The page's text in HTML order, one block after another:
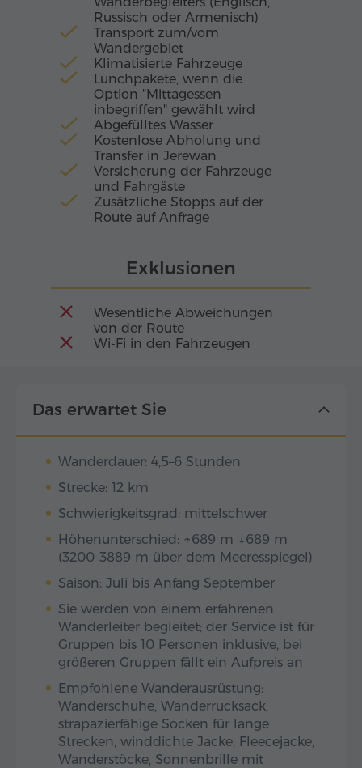
Russisch oder Armenisch)
Transport zum/vom
Wandergebiet
Klimatisierte Fahrzeuge
Lunchpakete, wenn die
Option "Mittagessen
inbegriffen" gewählt wird
Abgefülltes Wasser
Kostenlose Abholung und
Transfer in Jerewan
Versicherung der Fahrzeuge
und Fahrgäste
Zusätzliche Stopps auf der
Route auf Anfrage
Exklusionen
Wesentliche Abweichungen
von der Route
Wi-Fi in den Fahrzeugen
Das erwartet Sie
Wanderdauer: 4,5–6 Stunden
Strecke: 12 km
Schwierigkeitsgrad: mittelschwer
Höhenunterschied: ↑689 m ↓689 m
(3200–3889 m über dem Meeresspiegel)
Saison: Juli bis Anfang September
Sie werden von einem erfahrenen
Wanderleiter begleitet; der Service ist für
Gruppen bis 10 Personen inklusive, bei
größeren Gruppen fällt ein Aufpreis an
Empfohlene Wanderausrüstung:
Wanderschuhe, Wanderrucksack,
strapazierfähige Socken für lange
Strecken, winddichte Jacke, Fleecejacke,
Wanderstöcke, Sonnenbrille mit